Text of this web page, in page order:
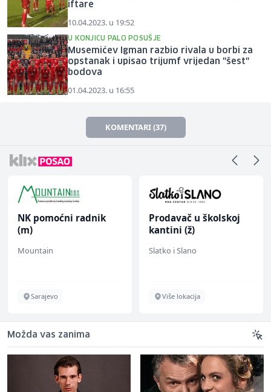
iftare
10.04.2023. u 19:52
U KONJICU PALO POSUŠJE
Musemićev Igman razbio rivala u borbi za
opstanak i upisao trijumf vrijedan "šest"
bodova
01.04.2023. u 16:55
KOMENTARI (37)
NK pomoćni radnik
(m)
Mountain
Sarajevo
Prodavač u školskoj
kantini (ž)
Slatko i Slano
Više lokacija
Možda vas zanima